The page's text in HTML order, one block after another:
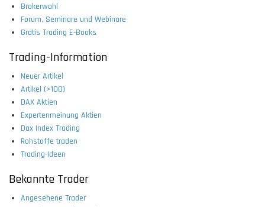
Brokerwahl
Forum, Seminare und Webinare
Gratis Trading E-Books
Trading-Information
Neuer Artikel
Artikel (>100)
DAX Aktien
Expertenmeinung Aktien
Dax Index Trading
Rohstoffe traden
Trading-Ideen
Bekannte Trader
Angesehene Trader